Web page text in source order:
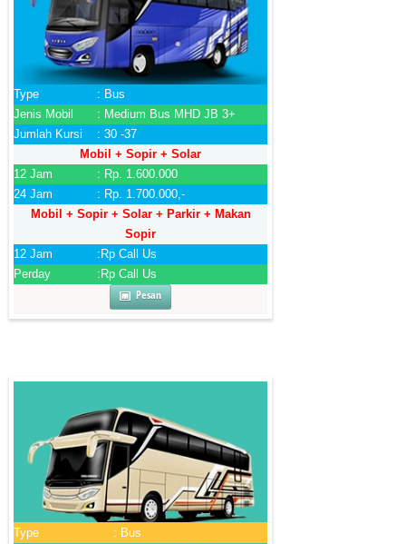
Type
: Bus
Jenis Mobil
: Medium Bus MHD JB 3+
Jumlah Kursi
: 30 -37
Mobil + Sopir + Solar
12 Jam
: Rp. 1.600.000
24 Jam
: Rp. 1.700.000,-
Mobil + Sopir + Solar + Parkir + Makan
Sopir
12 Jam
:Rp Call Us
Perday
:Rp Call Us
Pesan
Type
: Bus